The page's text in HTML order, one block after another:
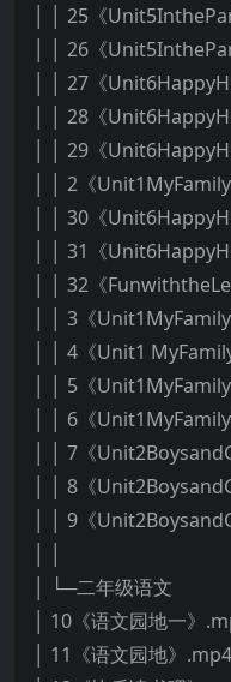
│ │ 25《
│ │ 26《
│ │ 27《
│ │ 28《
│ │ 29《
│ │ 2《
│ │ 30《
│ │ 31《
│ │ 32《
│ │ 3《
│ │ 4《Unit1
│ │ 5《
│ │ 6《
│ │ 7《
│ │ 8《
│ │ 9《
│ └─二年级语文
│ 10《语文园地一》
│ 11《语文园地》.mp4